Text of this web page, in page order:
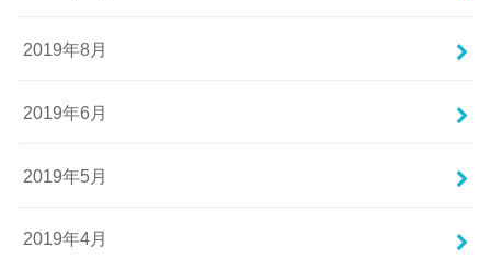
2019年8月
2019年6月
2019年5月
2019年4月